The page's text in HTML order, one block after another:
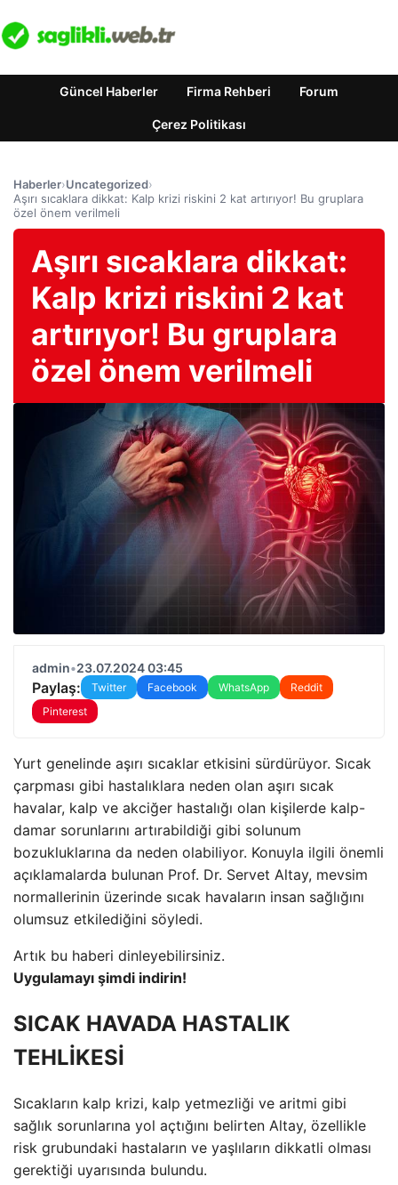
Güncel Haberler Firma Rehberi Forum
Çerez Politikası
Haberler›Uncategorized›
Aşırı sıcaklara dikkat: Kalp krizi riskini 2 kat artırıyor! Bu gruplara
özel önem verilmeli
Aşırı sıcaklara dikkat:
Kalp krizi riskini 2 kat
artırıyor! Bu gruplara
özel önem verilmeli
admin•23.07.2024 03:45
Paylaş: Twitter Facebook WhatsApp
Reddit
Pinterest
Yurt genelinde aşırı sıcaklar etkisini sürdürüyor. Sıcak
çarpması gibi hastalıklara neden olan aşırı sıcak
havalar, kalp ve akciğer hastalığı olan kişilerde kalp-
damar sorunlarını artırabildiği gibi solunum
bozukluklarına da neden olabiliyor. Konuyla ilgili önemli
açıklamalarda bulunan Prof. Dr. Servet Altay, mevsim
normallerinin üzerinde sıcak havaların insan sağlığını
olumsuz etkilediğini söyledi.
Artık bu haberi dinleyebilirsiniz.
Uygulamayı şimdi indirin!
SICAK HAVADA HASTALIK
TEHLİKESİ
Sıcakların kalp krizi, kalp yetmezliği ve aritmi gibi
sağlık sorunlarına yol açtığını belirten Altay, özellikle
risk grubundaki hastaların ve yaşlıların dikkatli olması
gerektiği uyarısında bulundu.